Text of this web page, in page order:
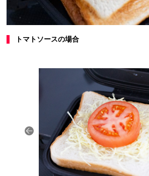
トマトソースの場合